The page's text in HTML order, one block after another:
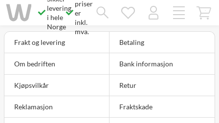
levering
i hele
Norge
priser
er
inkl.
mva.
Frakt og levering
Betaling
Om bedriften Bank informasjon
Kjøpsvilkår Retur
Reklamasjon Fraktskade
Savner du chatten?
Rett samtykke!